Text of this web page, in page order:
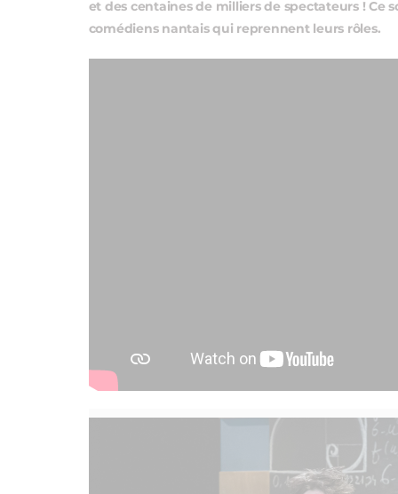
et des centaines de milliers de spectateurs ! Ce
comédiens nantais qui reprennent leurs rôles.